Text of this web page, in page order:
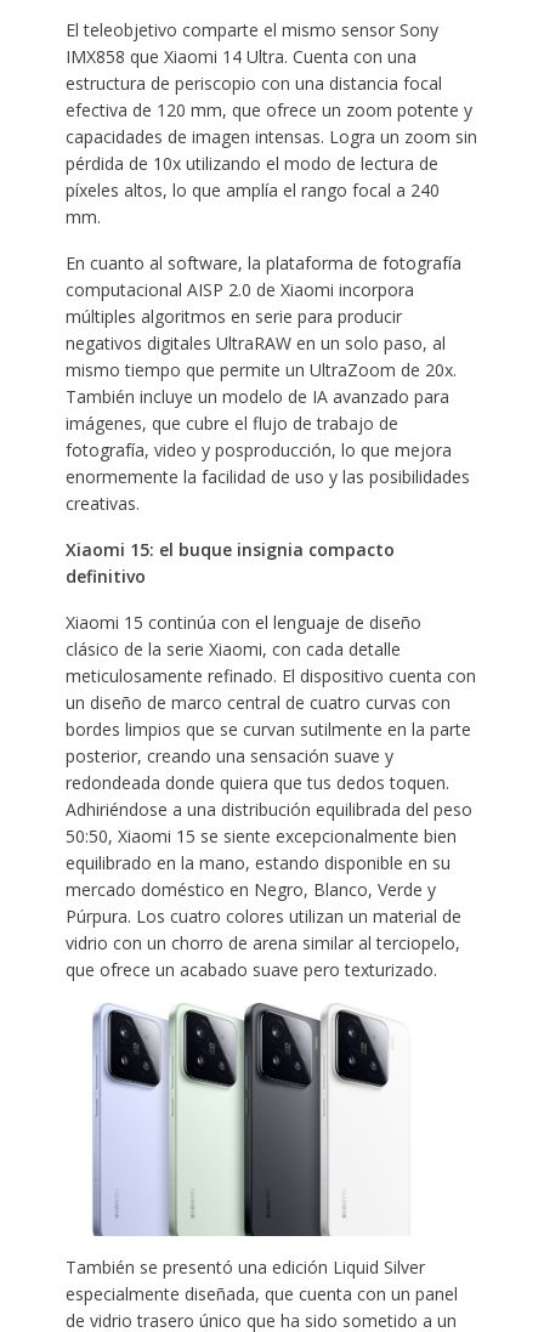
El teleobjetivo comparte el mismo sensor Sony
IMX858 que Xiaomi 14 Ultra. Cuenta con una
estructura de periscopio con una distancia focal
efectiva de 120 mm, que ofrece un zoom potente y
capacidades de imagen intensas. Logra un zoom sin
pérdida de 10x utilizando el modo de lectura de
píxeles altos, lo que amplía el rango focal a 240
mm.
En cuanto al software, la plataforma de fotografía
computacional AISP 2.0 de Xiaomi incorpora
múltiples algoritmos en serie para producir
negativos digitales UltraRAW en un solo paso, al
mismo tiempo que permite un UltraZoom de 20x.
También incluye un modelo de IA avanzado para
imágenes, que cubre el flujo de trabajo de
fotografía, video y posproducción, lo que mejora
enormemente la facilidad de uso y las posibilidades
creativas.
Xiaomi 15: el buque insignia compacto
definitivo
Xiaomi 15 continúa con el lenguaje de diseño
clásico de la serie Xiaomi, con cada detalle
meticulosamente refinado. El dispositivo cuenta con
un diseño de marco central de cuatro curvas con
bordes limpios que se curvan sutilmente en la parte
posterior, creando una sensación suave y
redondeada donde quiera que tus dedos toquen.
Adhiriéndose a una distribución equilibrada del peso
50:50, Xiaomi 15 se siente excepcionalmente bien
equilibrado en la mano, estando disponible en su
mercado doméstico en Negro, Blanco, Verde y
Púrpura. Los cuatro colores utilizan un material de
vidrio con un chorro de arena similar al terciopelo,
que ofrece un acabado suave pero texturizado.
También se presentó una edición Liquid Silver
especialmente diseñada, que cuenta con un panel
de vidrio trasero único que ha sido sometido a un